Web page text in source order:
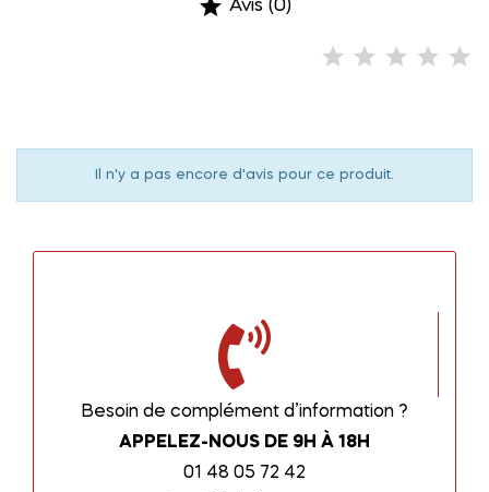
 Avis (0)
Il n'y a pas encore d'avis pour ce produit.
Besoin de complément d’information ?
APPELEZ-NOUS DE 9H À 18H
01 48 05 72 42